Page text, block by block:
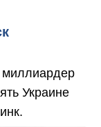
миллиардер
Украине